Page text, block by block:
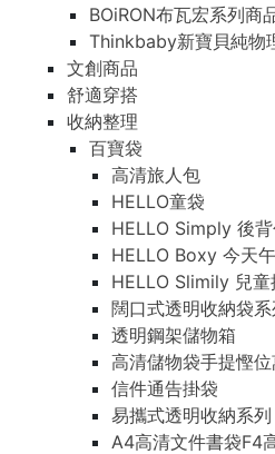
BOiRON布瓦宏系列商
Thinkbaby新寶貝純物
文創商品
舒適穿搭
收納整理
百寶袋
高清旅人包
HELLO童袋
HELLO Simply 後
HELLO Boxy 今天
HELLO Slimily 兒童
闊口式透明收納袋系
透明鋼架儲物箱
高清儲物袋手提慳
信件通告掛袋
易攜式透明收納系列
A4高清文件書袋F4